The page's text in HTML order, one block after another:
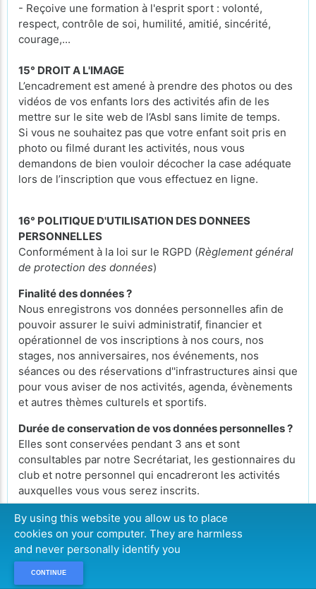
- Reçoive une formation à l'esprit sport : volonté,
respect, contrôle de soi, humilité, amitié, sincérité,
courage,...
15° DROIT A L'IMAGE
L’encadrement est amené à prendre des photos ou des
vidéos de vos enfants lors des activités afin de les
mettre sur le site web de l’Asbl sans limite de temps.
Si vous ne souhaitez pas que votre enfant soit pris en
photo ou filmé durant les activités, nous vous
demandons de bien vouloir décocher la case adéquate
lors de l’inscription que vous effectuez en ligne.
16° POLITIQUE D'UTILISATION DES DONNEES
PERSONNELLES
Conformément à la loi sur le RGPD (Règlement général
de protection des données)
Finalité des données ?
Nous enregistrons vos données personnelles afin de
pouvoir assurer le suivi administratif, financier et
opérationnel de vos inscriptions à nos cours, nos
stages, nos anniversaires, nos événements, nos
séances ou des réservations d''infrastructures ainsi que
pour vous aviser de nos activités, agenda, évènements
et autres thèmes culturels et sportifs.
Durée de conservation de vos données personnelles ?
Elles sont conservées pendant 3 ans et sont
consultables par notre Secrétariat, les gestionnaires du
club et notre personnel qui encadreront les activités
auxquelles vous vous serez inscrits.
Droit d'accès vos données personnelles ?
Conformément à la loi RGDP, vous pouvez exercer
votre droit d'accès aux données vous concernant et les
faire rectifier vous connectant à votre espace MyiClub
ou en contactant le Secrétariat pendant les heures de
By using this website you allow us to place
cookies on your computer. They are harmless
and never personally identify you
CONTINUE